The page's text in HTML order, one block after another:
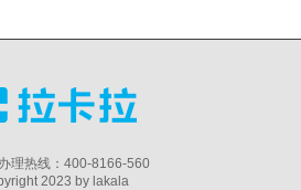
理热线：400-8166-560
2023 by lakala